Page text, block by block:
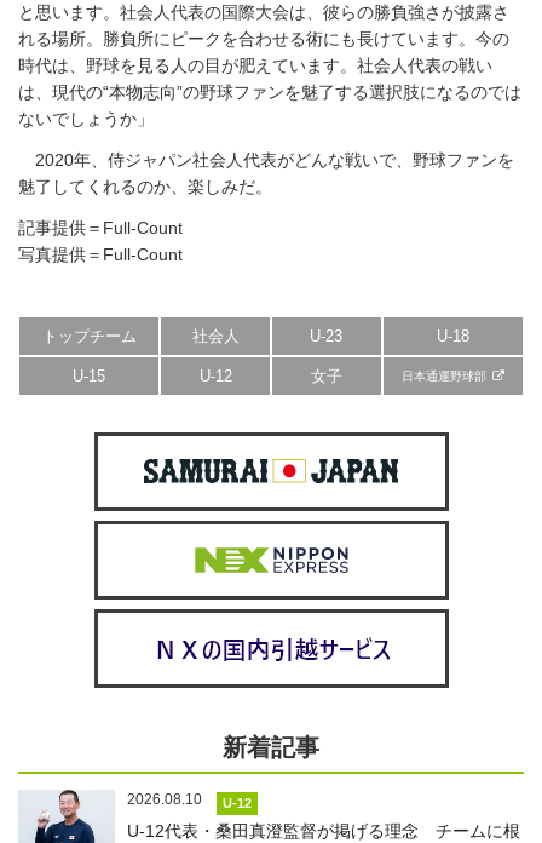
と思います。社会人代表の国際大会は、彼らの勝負強さが披露さ
れる場所。勝負所にピークを合わせる術にも長けています。今の
時代は、野球を見る人の目が肥えています。社会人代表の戦い
は、現代の“本物志向”の野球ファンを魅了する選択肢になるのでは
ないでしょうか」
2020年、侍ジャパン社会人代表がどんな戦いで、野球ファンを
魅了してくれるのか、楽しみだ。
記事提供＝Full-Count
写真提供＝Full-Count
トップチーム 社会人 U-23 U-18
U-15 U-12 女子 日本通運野球部
新着記事
2026.08.10 U-12
U-12代表・桑田真澄監督が掲げる理念 チームに根